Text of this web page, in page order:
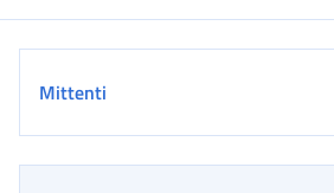
Mittenti